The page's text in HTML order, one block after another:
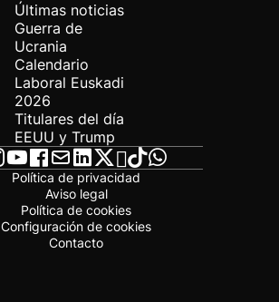
Últimas noticias
Guerra de
Ucrania
Calendario
Laboral Euskadi
2026
Titulares del día
EEUU y Trump
Política de privacidad
Aviso legal
Política de cookies
Configuración de cookies
Contacto